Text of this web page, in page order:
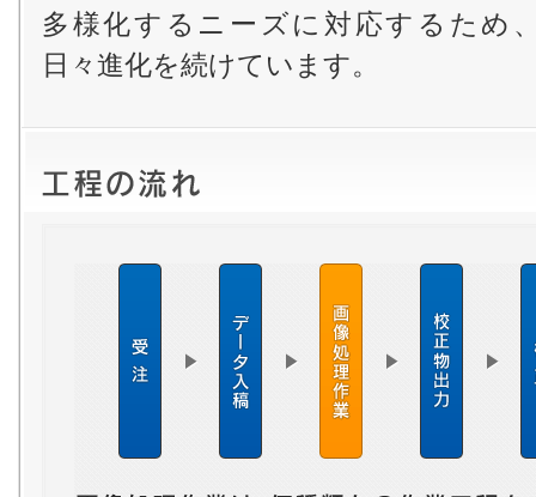
多様化するニーズに対応するため
日々進化を続けています。